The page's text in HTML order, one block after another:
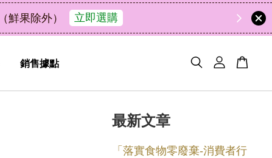
中秋禮盒新上市｜橘皮植萃
銷售據點
最新文章
「落實食物零廢棄-消費者行